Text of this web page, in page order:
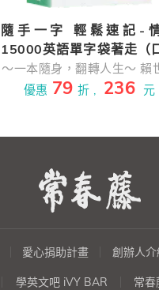
隨手一字 輕鬆速記-
15000英語單字袋著走（
書，附防水書套）
～一本隨身，翻轉人生～ 賴世雄
教授親自編審，史上最完整
超強～鋪天蓋地 42 種情境
檢、升學等各項測驗與日常
實境！
優惠 79 折 , 236 元
愛心捐助計畫 創辦人介
學英文吧 iVY BAR 常春